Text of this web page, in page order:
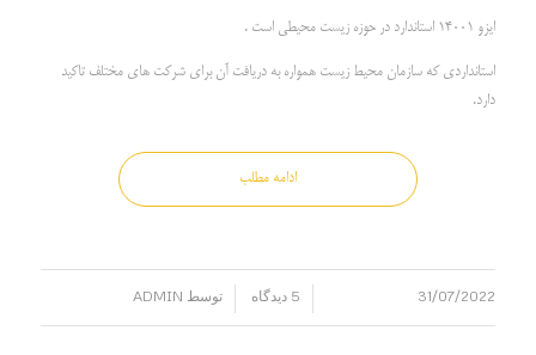
ایزو 14001 استاندارد در حوزه زیست محیطی است .
استانداردی که سازمان محیط زیست همواره به دریافت آن برای شرکت های مختلف تاکید
دارد.
ادامه مطلب
31/07/2022 5 دیدگاه توسط ADMIN